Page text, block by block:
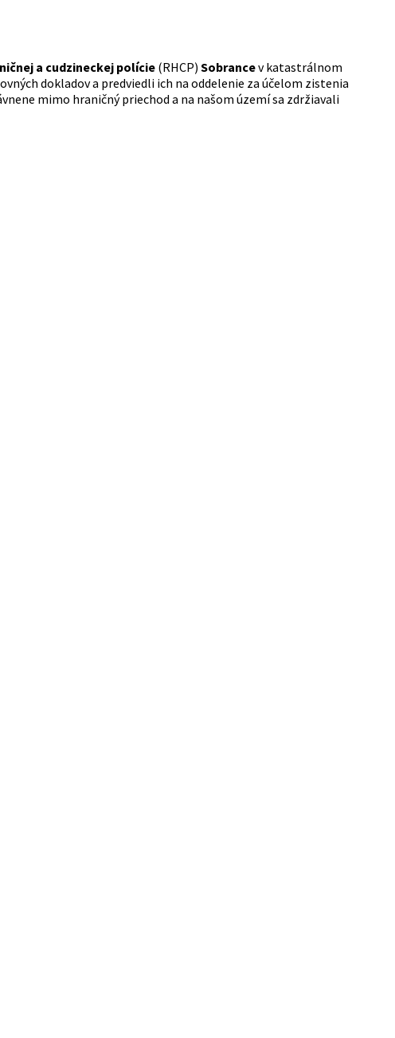
a cudzineckej polície (RHCP) Sobrancev katastrálnom
dokladov a predviedli ich na oddelenie za účelom zistenia
mimo hraničný priechod a na našom území sa zdržiavali